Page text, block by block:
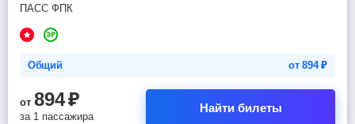
ПАСС ФПК
Общий от894₽
от 894₽
за 1 пассажира
Найти билеты